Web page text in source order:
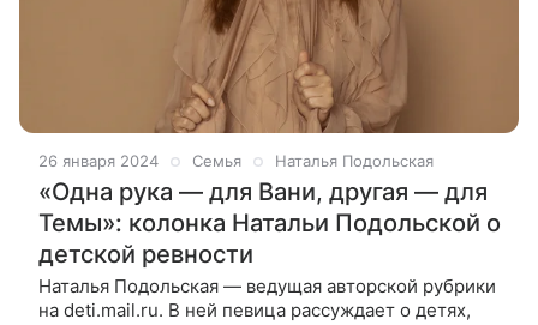
26 января 2024 Семья Наталья Подольская
«Одна рука — для Вани, другая — для
Темы»: колонка Натальи Подольской о
детской ревности
Наталья Подольская — ведущая авторской рубрики
на deti.mail.ru. В ней певица рассуждает о детях,